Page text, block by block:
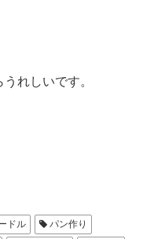
れしいです。
ドル
パン作り